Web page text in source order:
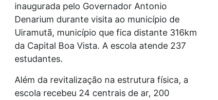
inaugurada pelo Governador Antonio
Denarium durante visita ao município de
Uiramutã, município que fica distante 316km
da Capital Boa Vista. A escola atende 237
estudantes.
Além da revitalização na estrutura física, a
escola recebeu 24 centrais de ar, 200